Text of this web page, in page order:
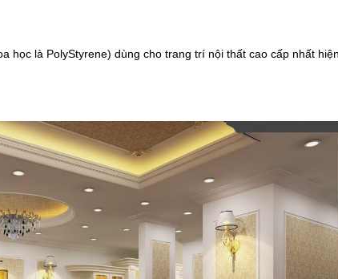
là PolyStyrene) dùng cho trang trí nội thất cao cấp nhất